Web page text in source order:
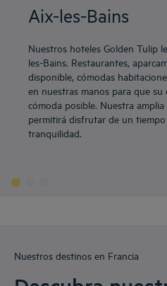
Aix-les-Bains
Nuestros hoteles Golden Tulip
les-Bains. Restaurantes,
disponible, cómodas
en nuestras manos para que su
cómoda posible. Nuestra
permitirá disfrutar de un
tranquilidad.
Nuestros destinos en Francia